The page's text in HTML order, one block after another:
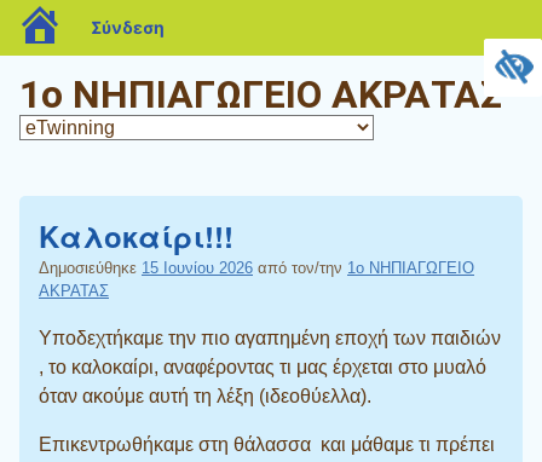
1ο ΝΗΠΙΑΓΩΓΕΙΟ ΑΚΡΑΤΑΣ
Καλοκαίρι!!!
Δημοσιεύθηκε 15 Ιουνίου 2026 από τον/την 1ο ΝΗΠΙΑΓΩΓΕΙΟ
ΑΚΡΑΤΑΣ
Υποδεχτήκαμε την πιο αγαπημένη εποχή των παιδιών
, το καλοκαίρι, αναφέροντας τι μας έρχεται στο μυαλό
όταν ακούμε αυτή τη λέξη (ιδεοθύελλα).
Επικεντρωθήκαμε στη θάλασσα και μάθαμε τι πρέπει
blogs.sch.gr
Σύνδεση